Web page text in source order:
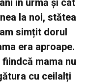
în urmă și cât
la noi, stătea
simțit dorul
era aproape.
mama nu
cu ceilalți